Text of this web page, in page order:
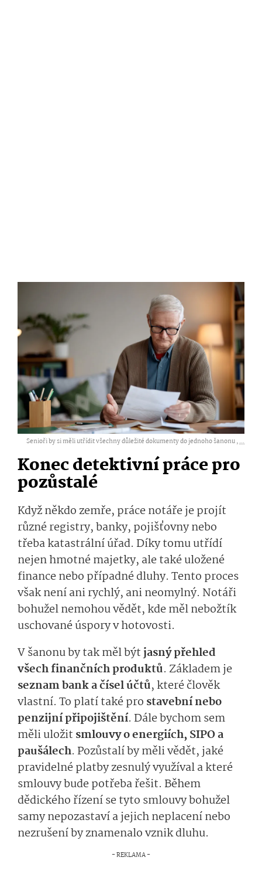
Senioři by si měli utřídit všechny důležité dokumenty do jednoho šanonu ,...
Konec detektivní práce pro
pozůstalé
Když někdo zemře, práce notáře je projít
různé registry, banky, pojišťovny nebo
třeba katastrální úřad. Díky tomu utřídí
nejen hmotné majetky, ale také uložené
finance nebo případné dluhy. Tento proces
však není ani rychlý, ani neomylný. Notáři
bohužel nemohou vědět, kde měl nebožtík
uschované úspory v hotovosti.
V šanonu by tak měl býtjasný přehled
všech finančních produktů. Základem je
seznam bank a čísel účtů, které člověk
vlastní. To platí také pro stavební nebo
penzijní připojištění. Dále bychom sem
měli uložit smlouvy o energiích, SIPO a
paušálech. Pozůstalí by měli vědět, jaké
pravidelné platby zesnulý využíval a které
smlouvy bude potřeba řešit. Během
dědického řízení se tyto smlouvy bohužel
samy nepozastaví a jejich neplacení nebo
nezrušení by znamenalo vznik dluhu.